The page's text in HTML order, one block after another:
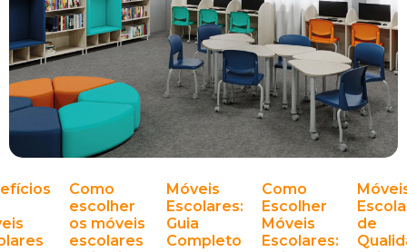
Como
escolher
os móveis
escolares
Móveis
Escolares:
Guia
Completo
Como
Escolher
Móveis
Escolares:
de